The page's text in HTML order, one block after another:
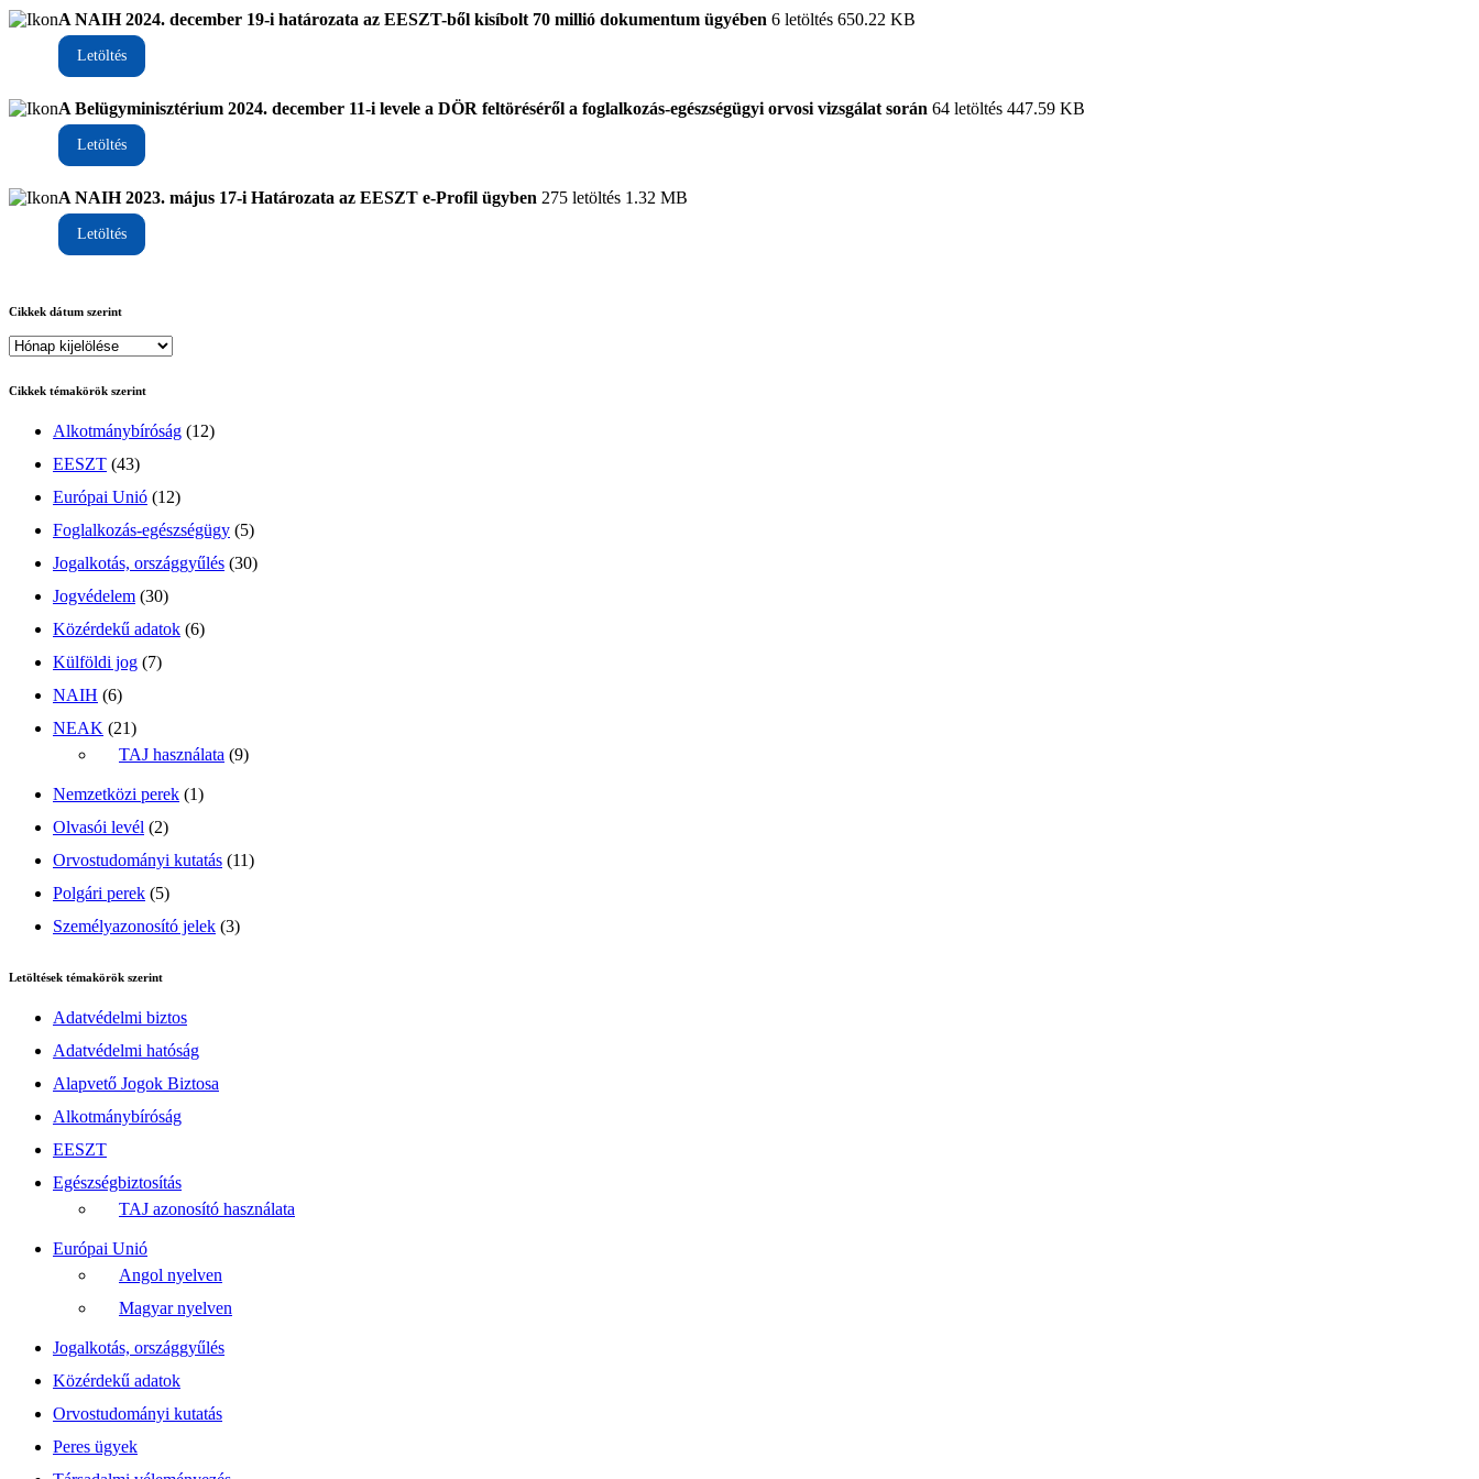
A NAIH 2024. december 19-i határozata az EESZT-ből kisíbolt 70 millió dokumentum ügyében 6 letöltés 650.22 KB
Letöltés
A Belügyminisztérium 2024. december 11-i levele a DÖR feltöréséről a foglalkozás-egészségügyi orvosi vizsgálat során 64 letöltés 447.59 KB
Letöltés
A NAIH 2023. május 17-i Határozata az EESZT e-Profil ügyben 275 letöltés 1.32 MB
Letöltés
Cikkek dátum szerint
Cikkek témakörök szerint
Alkotmánybíróság (12)
EESZT (43)
Európai Unió (12)
Foglalkozás-egészségügy (5)
Jogalkotás, országgyűlés (30)
Jogvédelem (30)
Közérdekű adatok (6)
Külföldi jog (7)
NAIH (6)
NEAK (21)
TAJ használata (9)
Nemzetközi perek (1)
Olvasói levél (2)
Orvostudományi kutatás (11)
Polgári perek (5)
Személyazonosító jelek (3)
Letöltések témakörök szerint
Adatvédelmi biztos
Adatvédelmi hatóság
Alapvető Jogok Biztosa
Alkotmánybíróság
EESZT
Egészségbiztosítás
TAJ azonosító használata
Európai Unió
Angol nyelven
Magyar nyelven
Jogalkotás, országgyűlés
Közérdekű adatok
Orvostudományi kutatás
Peres ügyek